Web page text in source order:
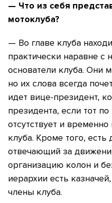
— Что из себя
мотоклуба?
— Во главе клуба
практически наравне с
основатели клуба. Они
но их слова всегда
идет вице-президент,
президента, если тот
отсутствует и
клуба. Кроме того,
отвечающий за
организацию колон и
иерархии есть
члены клуба.